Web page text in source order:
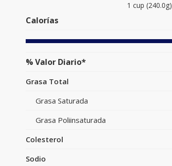
1 cup (240.0g)
Calorías
% Valor Diario*
Grasa Total
Grasa Saturada
Grasa Poliinsaturada
Colesterol
Sodio